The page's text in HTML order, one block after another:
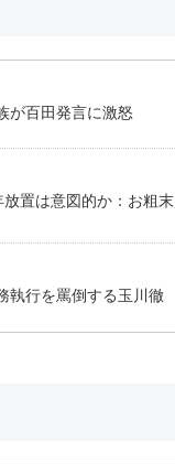
が百田発言に激怒
放置は意図的か：お粗末
執行を罵倒する玉川徹